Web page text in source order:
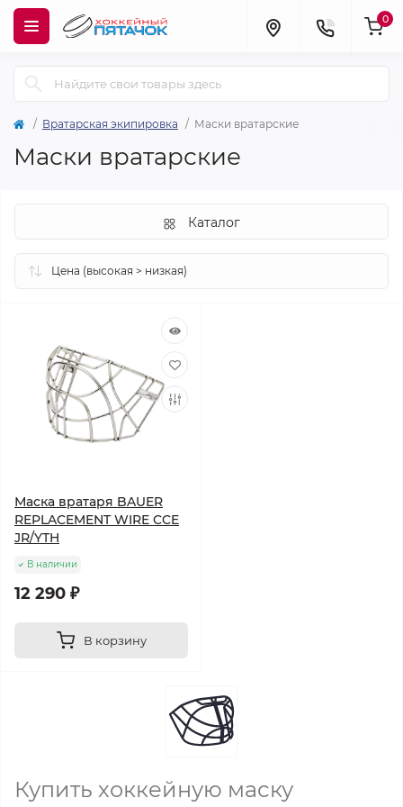
0
Вратарская экипировка Маски вратарские
Маски вратарские
Каталог
Маска вратаря BAUER
REPLACEMENT WIRE CCE
JR/YTH
В наличии
12 290 ₽
В корзину
Купить хоккейную маску